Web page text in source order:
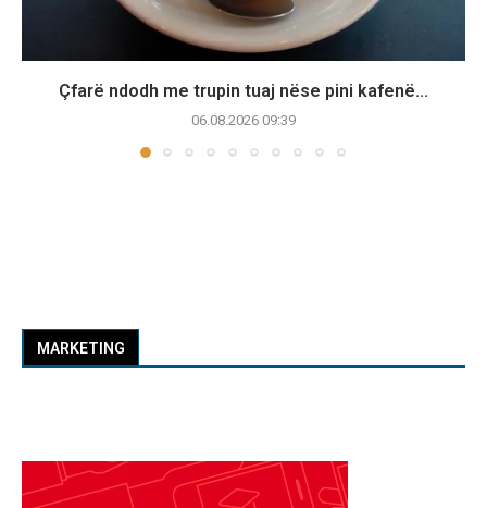
Çfarë ndodh me trupin tuaj nëse pini kafenë...
06.08.2026 09:39
MARKETING